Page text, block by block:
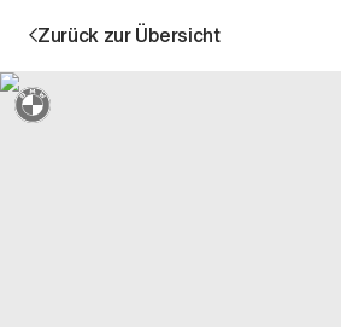
Zurück zur Übersicht